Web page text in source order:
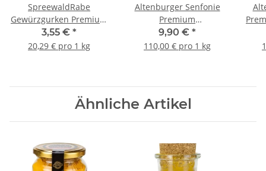
SpreewaldRabe
Gewürzgurken Premium
330g
3,55 € *
20,29 € pro 1 kg
Altenburger Senfonie
Premium
Grillgewürzsalz in der
Mühle, 90g
9,90 € *
110,00 € pro 1 kg
Ähnliche Artikel